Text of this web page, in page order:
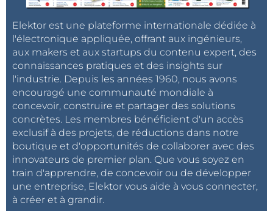
Elektor est une plateforme internationale dédiée à
l'électronique appliquée, offrant aux ingénieurs,
aux makers et aux startups du contenu expert, des
connaissances pratiques et des insights sur
l'industrie. Depuis les années 1960, nous avons
encouragé une communauté mondiale à
concevoir, construire et partager des solutions
concrètes. Les membres bénéficient d'un accès
exclusif à des projets, de réductions dans notre
boutique et d'opportunités de collaborer avec des
innovateurs de premier plan. Que vous soyez en
train d'apprendre, de concevoir ou de développer
une entreprise, Elektor vous aide à vous connecter,
à créer et à grandir.